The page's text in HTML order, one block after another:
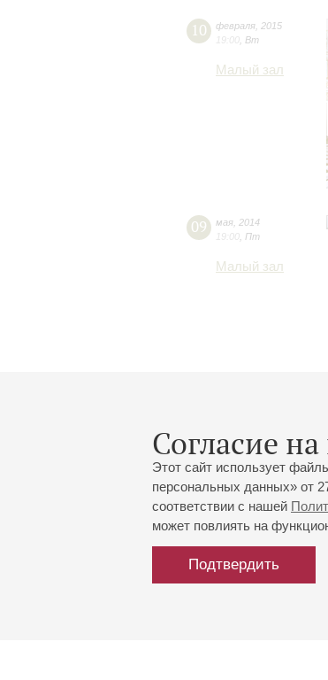
Согласие
Этот сайт использует
персональных данных» от
соответствии с нашей
может повлиять на
Подтвердить
10 февраля 2015
19:00 Вт
Малый зал
09 мая 2014
19:00 Пт
Малый зал